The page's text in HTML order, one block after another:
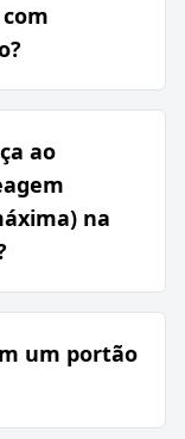
ao
na
um portão